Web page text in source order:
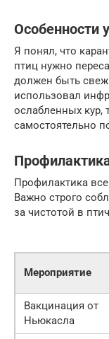
Особенности
Я понял, что
птиц нужно
должен быть
использовал
ослабленных кур,
самостоятельно
Профилактика
Важно строго
за чистотой в
Мероприятие
Вакцинация от
Ньюкасла